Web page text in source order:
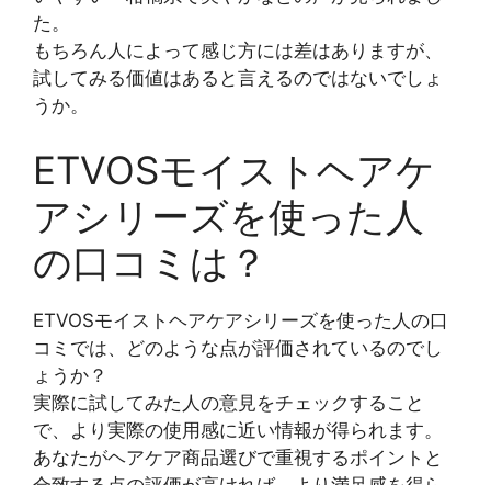
た。
もちろん人によって感じ方には差はありますが、
試してみる価値はあると言えるのではないでしょ
うか。
ETVOSモイストヘアケ
アシリーズを使った人
の口コミは？
ETVOSモイストヘアケアシリーズを使った人の口
コミでは、どのような点が評価されているのでし
ょうか？
実際に試してみた人の意見をチェックすること
で、より実際の使用感に近い情報が得られます。
あなたがヘアケア商品選びで重視するポイントと